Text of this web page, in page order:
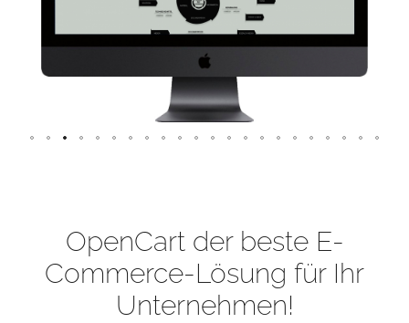
OpenCart der beste E-
Commerce-Lösung für Ihr
Unternehmen!